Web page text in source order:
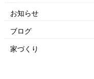
お知らせ
ブログ
家づくり